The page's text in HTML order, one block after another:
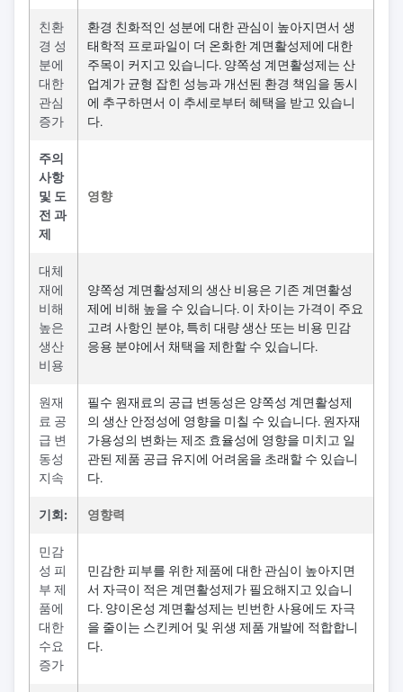
친환
경 성
분에
대한
관심
증가
환경 친화적인 성분에 대한 관심이 높아지면서 생
태학적 프로파일이 더 온화한 계면활성제에 대한
주목이 커지고 있습니다. 양쪽성 계면활성제는 산
업계가 균형 잡힌 성능과 개선된 환경 책임을 동시
에 추구하면서 이 추세로부터 혜택을 받고 있습니
다.
주의
사항
및 도
전 과
제
영향
대체
재에
비해
높은
생산
비용
양쪽성 계면활성제의 생산 비용은 기존 계면활성
제에 비해 높을 수 있습니다. 이 차이는 가격이 주요
고려 사항인 분야, 특히 대량 생산 또는 비용 민감
응용 분야에서 채택을 제한할 수 있습니다.
원재
료 공
급 변
동성
지속
필수 원재료의 공급 변동성은 양쪽성 계면활성제
의 생산 안정성에 영향을 미칠 수 있습니다. 원자재
가용성의 변화는 제조 효율성에 영향을 미치고 일
관된 제품 공급 유지에 어려움을 초래할 수 있습니
다.
기회: 영향력
민감
성 피
부 제
품에
대한
수요
증가
민감한 피부를 위한 제품에 대한 관심이 높아지면
서 자극이 적은 계면활성제가 필요해지고 있습니
다. 양이온성 계면활성제는 빈번한 사용에도 자극
을 줄이는 스킨케어 및 위생 제품 개발에 적합합니
다.